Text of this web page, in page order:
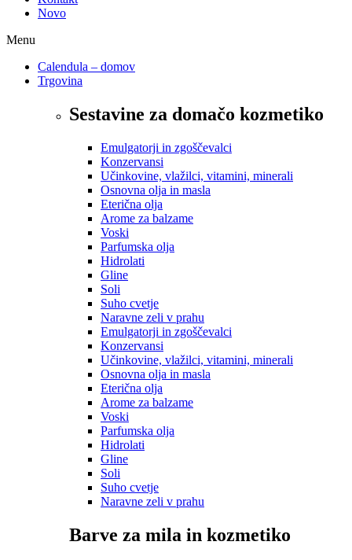
Novo
Menu
Calendula – domov
Trgovina
Sestavine za domačo kozmetiko
Emulgatorji in zgoščevalci
Konzervansi
Učinkovine, vlažilci, vitamini, minerali
Osnovna olja in masla
Eterična olja
Arome za balzame
Voski
Parfumska olja
Hidrolati
Gline
Soli
Suho cvetje
Naravne zeli v prahu
Emulgatorji in zgoščevalci
Konzervansi
Učinkovine, vlažilci, vitamini, minerali
Osnovna olja in masla
Eterična olja
Arome za balzame
Voski
Parfumska olja
Hidrolati
Gline
Soli
Suho cvetje
Naravne zeli v prahu
Barve za mila in kozmetiko